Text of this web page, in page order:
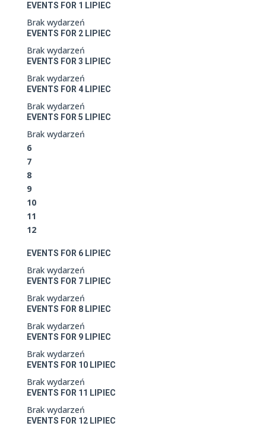
EVENTS FOR 1 LIPIEC
Brak wydarzeń
EVENTS FOR 2LIPIEC
Brak wydarzeń
EVENTS FOR 3 LIPIEC
Brak wydarzeń
EVENTS FOR 4LIPIEC
Brak wydarzeń
EVENTS FOR 5 LIPIEC
Brak wydarzeń
6
7
8
9
10
11
12
EVENTS FOR 6LIPIEC
Brak wydarzeń
EVENTS FOR 7LIPIEC
Brak wydarzeń
EVENTS FOR 8LIPIEC
Brak wydarzeń
EVENTS FOR 9LIPIEC
Brak wydarzeń
EVENTS FOR 10LIPIEC
Brak wydarzeń
EVENTS FOR 11 LIPIEC
Brak wydarzeń
EVENTS FOR 12LIPIEC